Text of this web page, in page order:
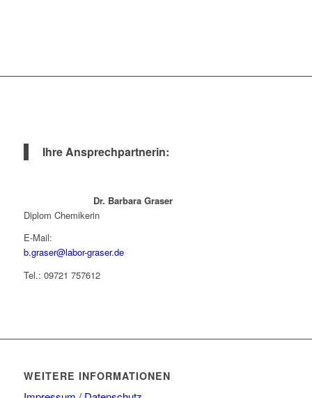
Ihre Ansprechpartnerin:
Dr. Barbara Graser
Diplom Chemikerin
E-Mail:
b.graser@labor-graser.de
Tel.: 09721 757612
WEITERE INFORMATIONEN